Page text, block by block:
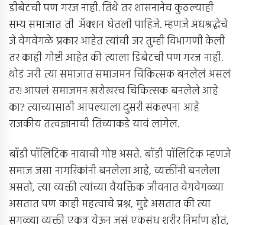
डीबेटची पण गरज नाही. तिथे तर शासनानेच कुठल्याही
सभ्य समाजात ती अ‍ॅक्शन घेतली पाहिजे. म्हणजे अंधश्रद्धेचे
जे वेगवेगळे प्रकार आहेत त्यांची जर तुम्ही विभागणी केली
तर काही गोष्टी आहेत की त्याला डिबेटची पण गरज नाही.
थोडं जरी त्या समाजात समाजमन चिकित्सक बनलेलं असलं
तर! आपलं समाजमन खरोखरच चिकित्सक बनलेले आहे
का? त्याच्यासाठी आपल्याला दुसरी संकल्पना आहे
राजकीय तत्वज्ञानाची तिच्याकडे यावं लागेल.
बॉडी पॉलिटिक नावाची गोष्ट असते. बॉडी पॉलिटिक म्हणजे
समाज जसा नागरिकांनी बनलेला आहे, व्यक्तींनी बनलेला
असतो, त्या व्यक्ती त्यांच्या वैयक्तिक जीवनात वेगवेगळ्या
असतात पण काही महत्वाचे प्रश्न, मुद्दे असतात की त्या
सगळ्या व्यक्ती एकत्र येऊन जसं एकसंध शरीर निर्माण होतं,